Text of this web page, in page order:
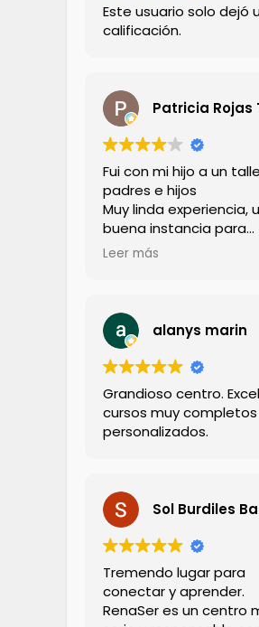
Este usuario solo dejó
calificación.
Fui con mi hijo a un
padres e hijos
Muy linda experiencia,
buena instancia para
compartir con los niños
Lo recomiendo
Leer más
alanys marin
Grandioso centro.
cursos muy
personalizados.
Tremendo lugar para
conectar y aprender.
RenaSer es un centro